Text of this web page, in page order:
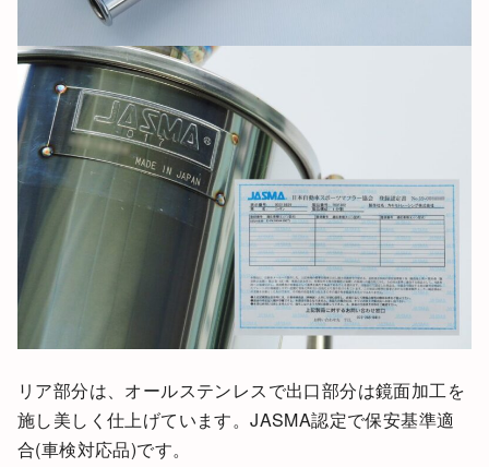
リア部分は、オールステンレスで出口部分は鏡面加工を
施し美しく仕上げています。JASMA認定で保安基準適
合(車検対応品)です。